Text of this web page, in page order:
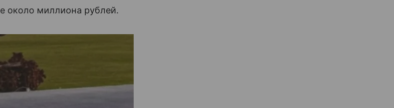
около миллиона рублей.